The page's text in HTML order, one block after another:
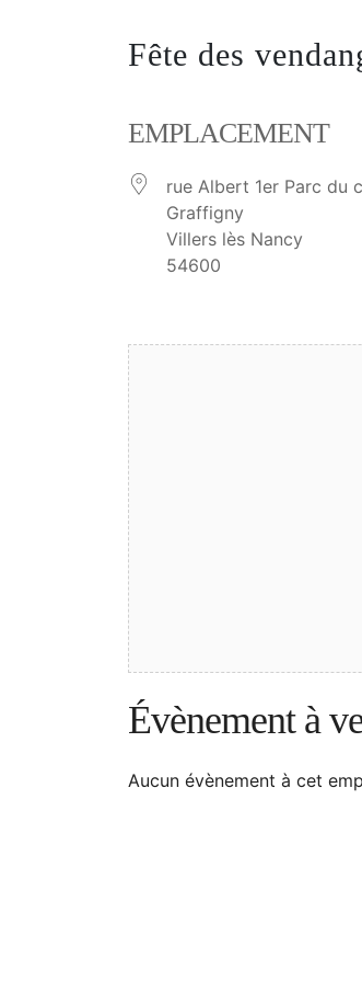
Fête des
EMPLACEMENT
rue Albert 1er Parc du
Graffigny
Villers lès Nancy
54600
Évènement à
Aucun évènement à cet